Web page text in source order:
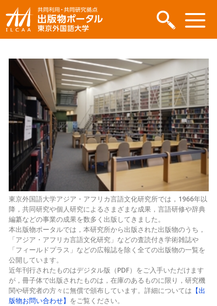
東京外国語大学アジア・アフリカ言語文化研究所では，1966年以
降，共同研究や個人研究によるさまざまな成果，言語研修や辞典
編纂などの事業の成果を数多く出版してきました。
本出版物ポータルでは，本研究所から出版された出版物のうち，
「アジア・アフリカ言語文化研究」などの査読付き学術雑誌や
「フィールドプラス」などの広報誌を除く全ての出版物の一覧を
公開しています。
近年刊行されたものはデジタル版（PDF）をご入手いただけます
が，冊子体で出版されたものは，在庫のあるものに限り，研究機
関や研究者の方々に無償で頒布しています。詳細については 【出
版物お問い合わせ】 をご覧ください。